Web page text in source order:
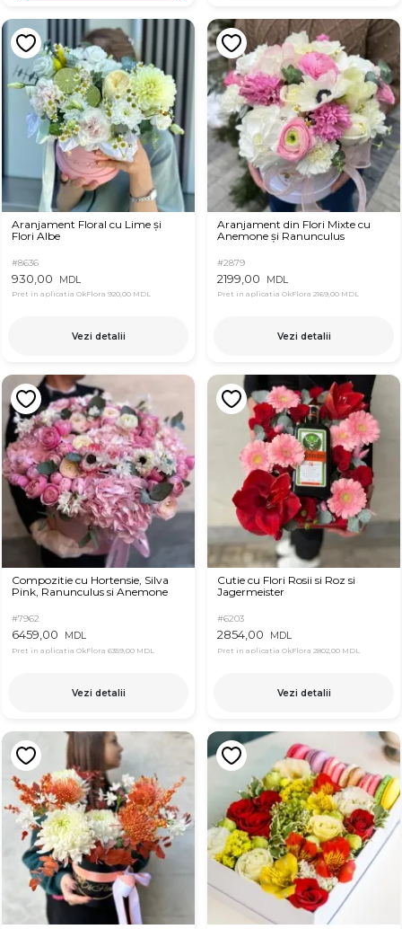
Aranjament Floral cu Lime și
Flori Albe
#8636
930,00 MDL
Pret in aplicatia OkFlora 920,00 MDL
Vezi detalii
Aranjament din Flori Mixte cu
Anemone și Ranunculus
#2879
2199,00 MDL
Pret in aplicatia OkFlora 2169,00 MDL
Vezi detalii
Compozitie cu Hortensie, Silva
Pink, Ranunculus si Anemone
#7962
6459,00 MDL
Pret in aplicatia OkFlora 6359,00 MDL
Vezi detalii
Cutie cu Flori Rosii si Roz si
Jagermeister
#6203
2854,00 MDL
Pret in aplicatia OkFlora 2802,00 MDL
Vezi detalii